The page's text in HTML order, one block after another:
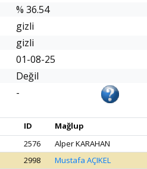
% 36.54
gizli
gizli
01-08-25
Değil
-
ID Mağlup
2576 Alper KARAHAN
2998 Mustafa AÇIKEL